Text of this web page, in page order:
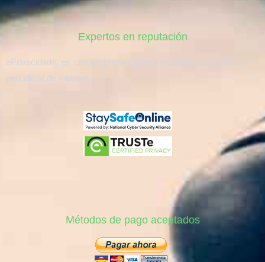
Expertos en reputación
ePrivacidad® es una empresa experta en eliminar contenido
perjudicial de Internet.
Métodos de pago aceptados